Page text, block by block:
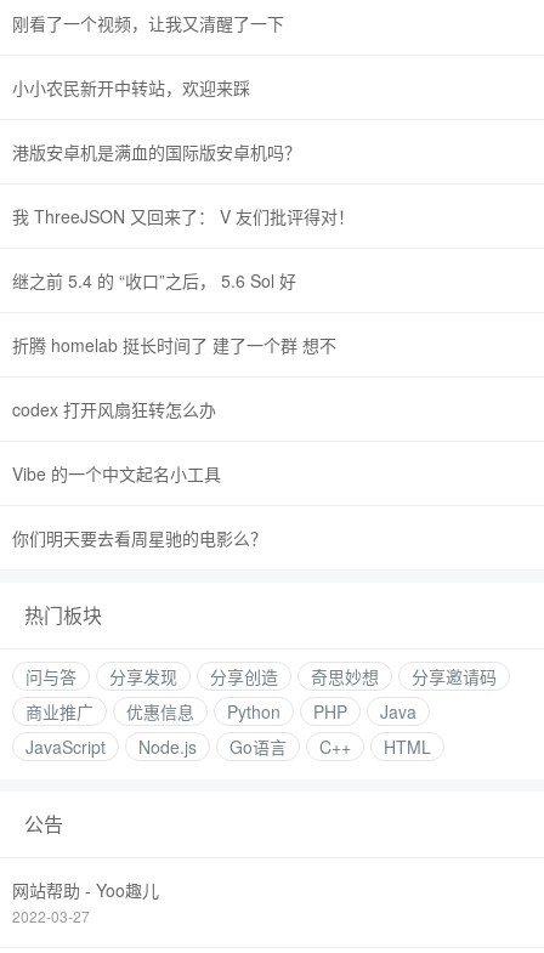
刚看了一个视频，让我又清醒了一下
小小农民新开中转站，欢迎来踩
港版安卓机是满血的国际版安卓机吗？
我 ThreeJSON 又回来了： V 友们批评得对！
继之前 5.4 的 “收口”之后， 5.6 Sol 好
折腾 homelab 挺长时间了 建了一个群 想不
codex 打开风扇狂转怎么办
Vibe 的一个中文起名小工具
你们明天要去看周星驰的电影么？
热门板块
问与答 分享发现 分享创造 奇思妙想
分享邀请码
商业推广
优惠信息 Python PHP
Java
JavaScript
Node.js Go语言 C++ HTML
公告
网站帮助 - Yoo趣儿
2022-03-27